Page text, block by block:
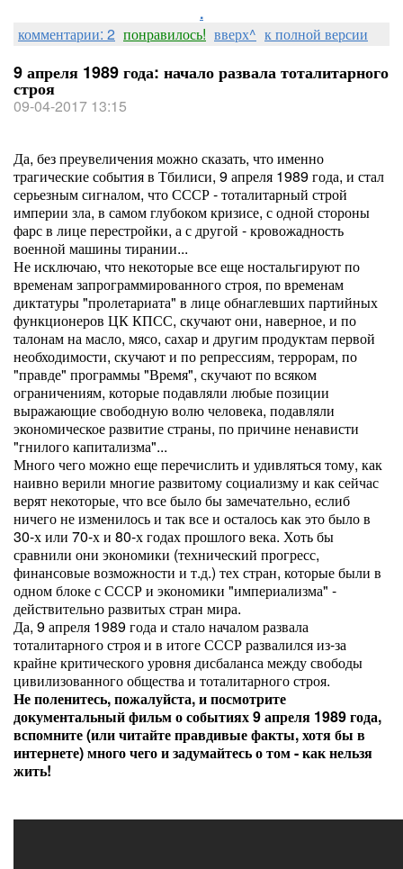
.
комментарии: 2 понравилось! вверх^ к полной версии
9 апреля 1989 года: начало развала тоталитарного
строя
09-04-2017 13:15
Да, без преувеличения можно сказать, что именно
трагические события в Тбилиси, 9 апреля 1989 года, и стал
серьезным сигналом, что СССР - тоталитарный строй
империи зла, в самом глубоком кризисе, с одной стороны
фарс в лице перестройки, а с другой - кровожадность
военной машины тирании...
Не исключаю, что некоторые все еще ностальгируют по
временам запрограммированного строя, по временам
диктатуры "пролетариата" в лице обнаглевших партийных
функционеров ЦК КПСС, скучают они, наверное, и по
талонам на масло, мясо, сахар и другим продуктам первой
необходимости, скучают и по репрессиям, террорам, по
"правде" программы "Время", скучают по всяком
ограничениям, которые подавляли любые позиции
выражающие свободную волю человека, подавляли
экономическое развитие страны, по причине ненависти
"гнилого капитализма"...
Много чего можно еще перечислить и удивляться тому, как
наивно верили многие развитому социализму и как сейчас
верят некоторые, что все было бы замечательно, еслиб
ничего не изменилось и так все и осталось как это было в
30-х или 70-х и 80-х годах прошлого века. Хоть бы
сравнили они экономики (технический прогресс,
финансовые возможности и т.д.) тех стран, которые были в
одном блоке с СССР и экономики "империализма" -
действительно развитых стран мира.
Да, 9 апреля 1989 года и стало началом развала
тоталитарного строя и в итоге СССР развалился из-за
крайне критического уровня дисбаланса между свободы
цивилизованного общества и тоталитарного строя.
Не поленитесь, пожалуйста, и посмотрите
документальный фильм о событиях 9 апреля 1989 года,
вспомните (или читайте правдивые факты, хотя бы в
интернете) много чего и задумайтесь о том - как нельзя
жить!